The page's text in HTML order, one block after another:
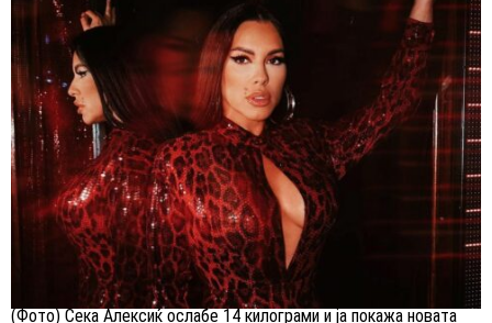
(Фото) Сека Алексиќ ослабе 14 килограми и ја покажа новата